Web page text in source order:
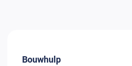
Bouwhulp